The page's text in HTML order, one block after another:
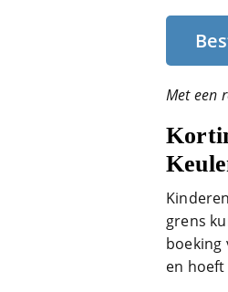
Met een
grens
boeking
en